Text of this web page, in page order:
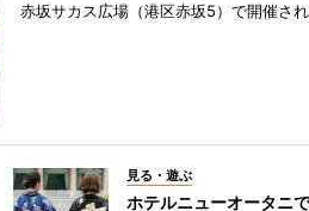
赤坂サカス広場（港区赤坂5）で開催され
見る・遊ぶ
ホテルニューオータニ